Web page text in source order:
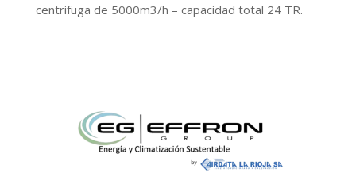
centrifuga de 5000m3/h – capacidad total 24 TR.